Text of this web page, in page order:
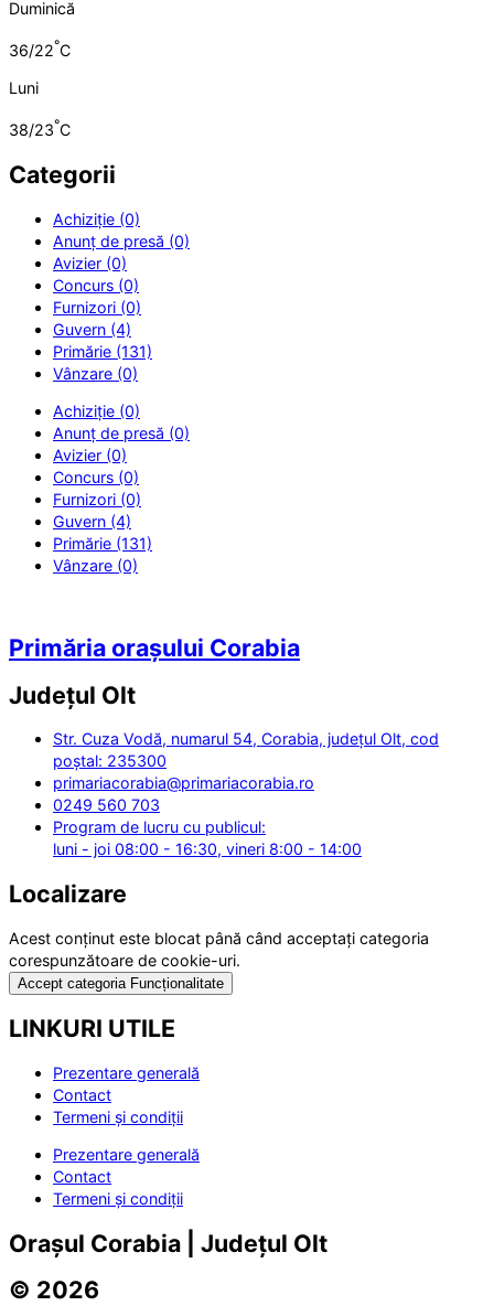
Duminică
36/22°C
Luni
38/23°C
Categorii
Achiziție (0)
Anunț de presă (0)
Avizier (0)
Concurs (0)
Furnizori (0)
Guvern (4)
Primărie (131)
Vânzare (0)
Achiziție (0)
Anunț de presă (0)
Avizier (0)
Concurs (0)
Furnizori (0)
Guvern (4)
Primărie (131)
Vânzare (0)
Primăria orașului Corabia
Județul Olt
Str. Cuza Vodă, numarul 54, Corabia, județul Olt, cod
poștal: 235300
primariacorabia@primariacorabia.ro
0249 560 703
Program de lucru cu publicul:
luni - joi 08:00 - 16:30, vineri 8:00 - 14:00
Localizare
Acest conținut este blocat până când acceptați categoria
corespunzătoare de cookie-uri.
Accept categoria Funcționalitate
LINKURI UTILE
Prezentare generală
Contact
Termeni și condiții
Prezentare generală
Contact
Termeni și condiții
Orașul Corabia | Județul Olt
© 2026